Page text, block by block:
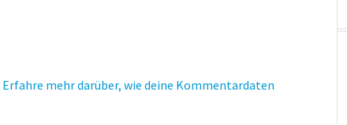
Erfahre mehr darüber, wie deine Kommentardaten